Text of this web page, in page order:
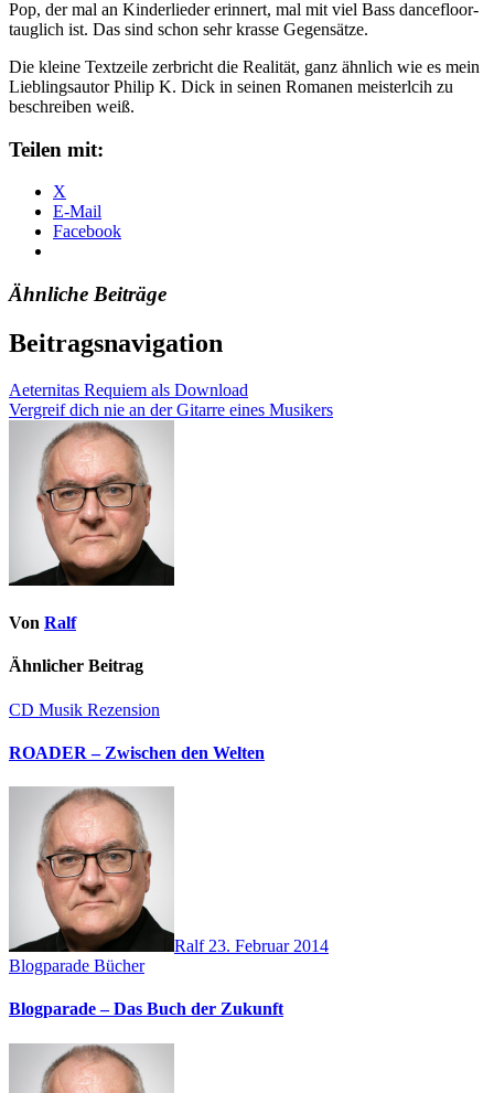
Pop, der mal an Kinderlieder erinnert, mal mit viel Bass dancefloor-
tauglich ist. Das sind schon sehr krasse Gegensätze.
Die kleine Textzeile zerbricht die Realität, ganz ähnlich wie es mein
Lieblingsautor Philip K. Dick in seinen Romanen meisterlcih zu
beschreiben weiß.
Teilen mit:
X
E-Mail
Facebook
Ähnliche Beiträge
Beitragsnavigation
Aeternitas Requiem als Download
Vergreif dich nie an der Gitarre eines Musikers
Von Ralf
Ähnlicher Beitrag
CD Musik Rezension
ROADER – Zwischen den Welten
Ralf 23. Februar 2014
Blogparade Bücher
Blogparade – Das Buch der Zukunft